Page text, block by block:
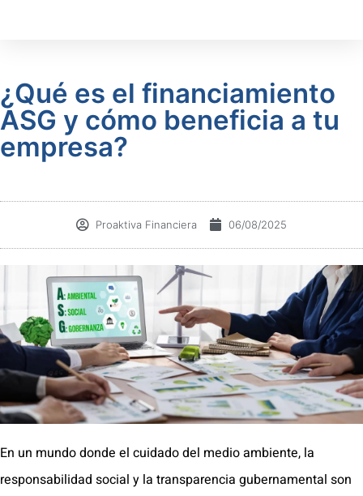
¿Qué es el financiamiento
ASG y cómo beneficia a tu
empresa?
Proaktiva Financiera 06/08/2025
En un mundo donde el cuidado del medio ambiente, la
responsabilidad social y la transparencia gubernamental son